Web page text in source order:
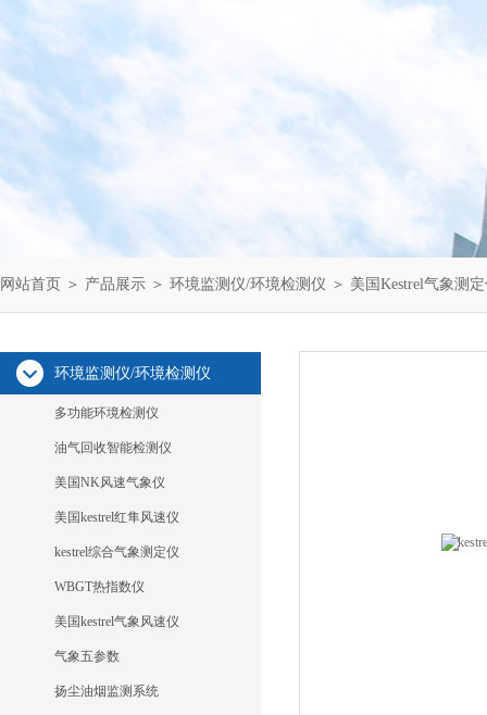
网站首页 ＞ 产品展示 ＞ 环境监测仪/环境检测仪 ＞ 美国Kestrel气象测
环境监测仪/环境检测仪
多功能环境检测仪
油气回收智能检测仪
美国NK风速气象仪
美国kestrel红隼风速仪
kestrel综合气象测定仪
WBGT热指数仪
美国kestrel气象风速仪
气象五参数
扬尘油烟监测系统